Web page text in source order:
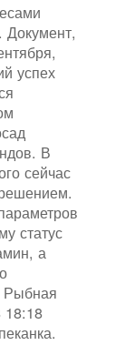
успех
В
сейчас
статус
а
18:18